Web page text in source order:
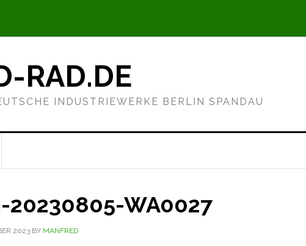
RAD.DE
INDUSTRIEWERKE BERLIN SPANDAU
20230805-WA0027
2023 BY MANFRED